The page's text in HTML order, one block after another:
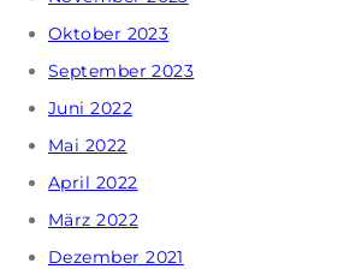
Oktober 2023
September 2023
Juni 2022
Mai 2022
April 2022
März 2022
Dezember 2021